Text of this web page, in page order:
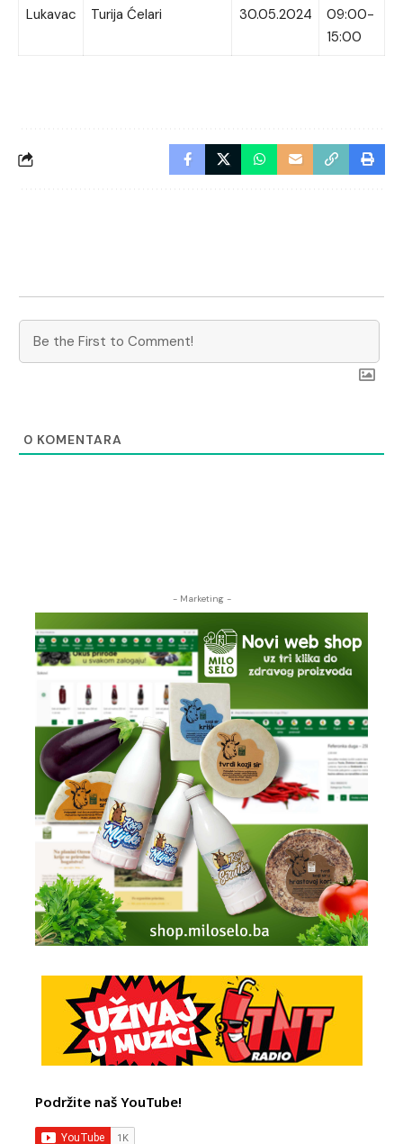
Lukavac Turija Ćelari 30.05.2024
09:00-
15:00
0 KOMENTARA
- Marketing -
Podržite naš YouTube!